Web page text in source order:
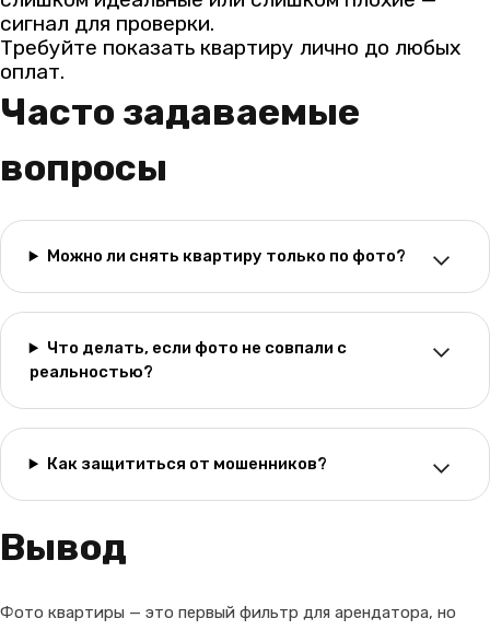
сигнал для проверки.
Требуйте показать квартиру лично до любых
оплат.
Часто задаваемые
вопросы
Можно ли снять квартиру только по фото?
Что делать, если фото не совпали с
реальностью?
Как защититься от мошенников?
Вывод
Фото квартиры — это первый фильтр для арендатора, но